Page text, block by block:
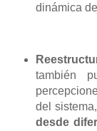
dinámica
también
del
desde